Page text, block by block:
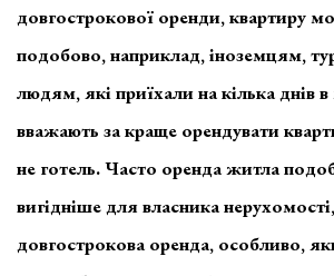
довгострокової оренди, квартиру
подобово, наприклад, іноземцям,
людям, які приїхали на кілька днів в
вважають за краще орендувати
не готель. Часто оренда житла
вигідніше для власника
довгострокова оренда, особливо,